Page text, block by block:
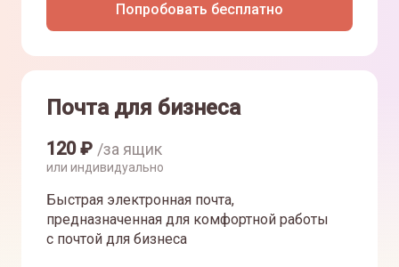
Попробовать бесплатно
Почта для бизнеса
120₽ /за ящик
или индивидуально
Быстрая электронная почта,
предназначенная для комфортной работы
с почтой для бизнеса